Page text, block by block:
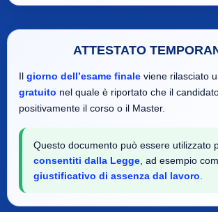
ATTESTATO
Il giorno dell’esame finale viene rilasciato
gratuito nel quale è riportato che il
positivamente il corso o il Master.
Questo documento può essere utilizzato
consentiti dalla Legge , ad esempio
giustificativo di assenza dal lavoro